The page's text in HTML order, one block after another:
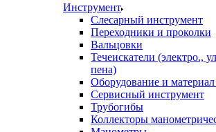
Инструмент
Слесарный инструмент
Переходники и проколки
Вальцовки
Течеискатели (электро.,
пена)
Оборудование и
Сервисный инструмент
Трубогибы
Коллекторы